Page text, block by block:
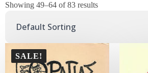
Showing 49–64 of 83 results
SALE!